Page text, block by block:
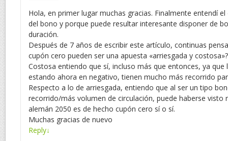
Hola, en primer lugar muchas gracias. Finalmente entendí
del bono y porque puede resultar interesante disponer de
duración.
Después de 7 años de escribir este artículo, continuas
cupón cero pueden ser una apuesta «arriesgada y costosa»?
Costosa entiendo que sí, incluso más que entonces, ya
estando ahora en negativo, tienen mucho más recorrido
Respecto a lo de arriesgada, entiendo que al ser un tipo
recorrido/más volumen de circulación, puede haberse visto
alemán 2050 es de hecho cupón cero sí o sí.
Muchas gracias de nuevo
Reply↓